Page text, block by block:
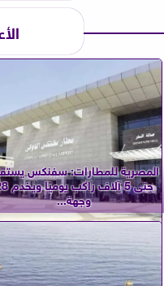
المصرية للمطارات: سفنكس
حتى 5 آلاف
وجهة...